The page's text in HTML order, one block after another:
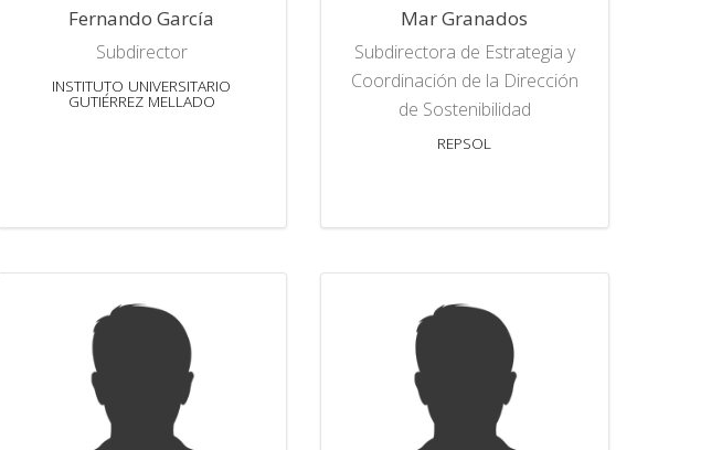
Fernando García
Subdirector
INSTITUTO UNIVERSITARIO
GUTIÉRREZ MELLADO
Mar Granados
Subdirectora de Estrategia y
Coordinación de la Dirección
de Sostenibilidad
REPSOL